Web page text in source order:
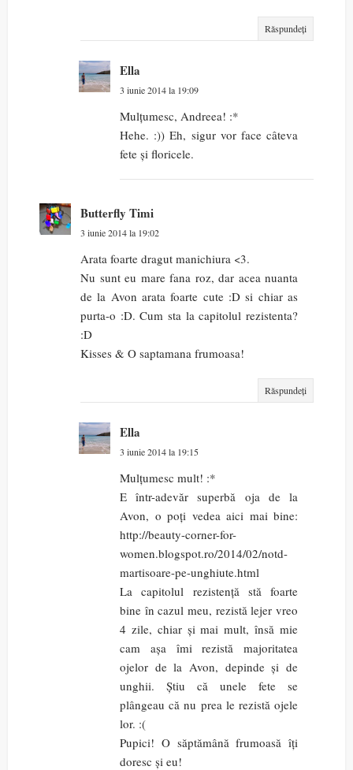
Răspundeți
Ella
3 iunie 2014 la 19:09
Mulțumesc, Andreea! :*
Hehe. :)) Eh, sigur vor face câteva
fete și floricele.
Butterfly Timi
3 iunie 2014 la 19:02
Arata foarte dragut manichiura <3.
Nu sunt eu mare fana roz, dar acea nuanta
de la Avon arata foarte cute :D si chiar as
purta-o :D. Cum sta la capitolul rezistenta?
:D
Kisses & O saptamana frumoasa!
Răspundeți
Ella
3 iunie 2014 la 19:15
Mulțumesc mult! :*
E într-adevăr superbă oja de la
Avon, o poți vedea aici mai bine:
http://beauty-corner-for-
women.blogspot.ro/2014/02/notd-
martisoare-pe-unghiute.html
La capitolul rezistență stă foarte
bine în cazul meu, rezistă lejer vreo
4 zile, chiar și mai mult, însă mie
cam așa îmi rezistă majoritatea
ojelor de la Avon, depinde și de
unghii. Știu că unele fete se
plângeau că nu prea le rezistă ojele
lor. :(
Pupici! O săptămână frumoasă îți
doresc și eu!